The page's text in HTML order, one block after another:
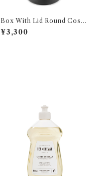
Box With Lid Round Cose
L SERAX
¥3,300